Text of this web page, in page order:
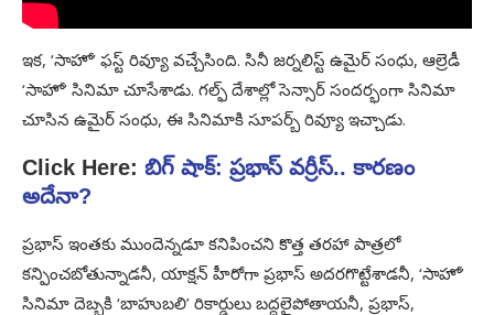
ఇక, ‘సాహో’ ఫస్ట్‌ రివ్యూ వచ్చేసింది. సినీ జర్నలిస్ట్‌ ఉమైర్‌ సంధు, ఆల్రెడీ
‘సాహో’ సినిమా చూసేశాడు. గల్ఫ్‌ దేశాల్లో సెన్సార్‌ సందర్భంగా సినిమా
చూసిన ఉమైర్‌ సంధు, ఈ సినిమాకి సూపర్బ్‌ రివ్యూ ఇచ్చాడు.
Click Here: బిగ్‌ షాక్‌: ప్రభాస్‌ వర్రీస్.. కారణం
అదేనా?
ప్రభాస్‌ ఇంతకు ముందెన్నడూ కనిపించని కొత్త తరహా పాత్రలో
కన్పించబోతున్నాడనీ, యాక్షన్‌ హీరోగా ప్రభాస్‌ అదరగొట్టేశాడనీ, ‘సాహో’
సినిమా దెబ్బకి ‘బాహుబలి’ రికార్డులు బద్దలైపోతాయనీ, ప్రభాస్‌,